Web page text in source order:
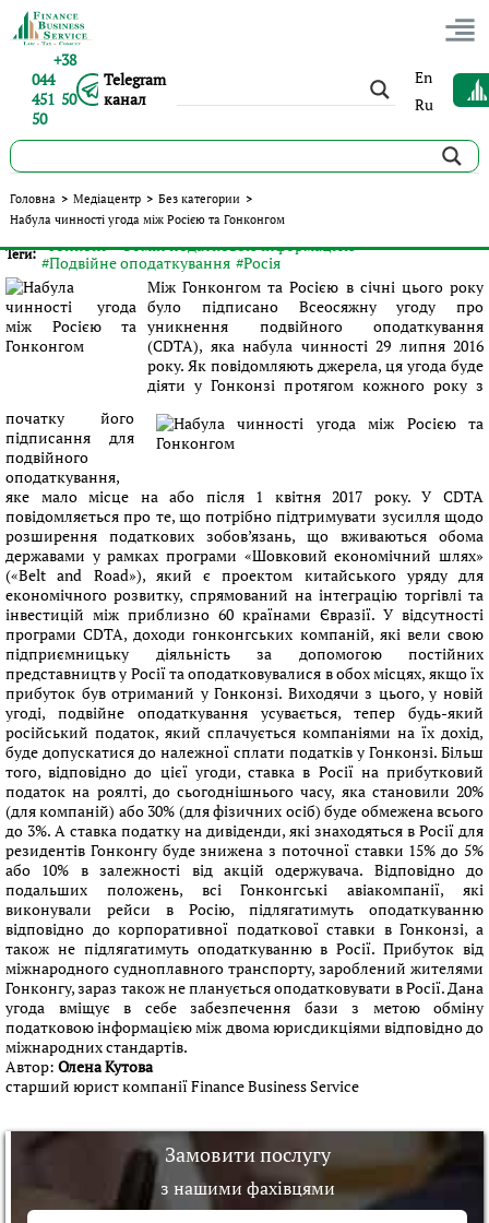
+38
044
451 50
50
Telegram
канал
En
Ru
Головна > Медіацентр > Без категории >
Набула чинності угода між Росією та Гонконгом
Набула чинності угода між Росією та Гонконгом
Опубліковано: Сергій Панов | 08.08.2016 | Без категории
Теги: #Гонконг #Обмін податковою інформацією
#Подвійне оподаткування #Росія
Між Гонконгом та Росією в січні цього року
було підписано Всеосяжну угоду про
уникнення подвійного оподаткування
(CDTA), яка набула чинності 29 липня 2016
року. Як повідомляють джерела, ця угода буде
діяти у Гонконзі протягом кожного року з
початку його
підписання для
подвійного
оподаткування,
яке мало місце на або після 1 квітня 2017 року. У CDTA
повідомляється про те, що потрібно підтримувати зусилля щодо
розширення податкових зобов’язань, що вживаються обома
державами у рамках програми «Шовковий економічний шлях»
(«Belt and Road»), який є проектом китайського уряду для
економічного розвитку, спрямований на інтеграцію торгівлі та
інвестицій між приблизно 60 країнами Євразії. У відсутності
програми CDTA, доходи гонконгських компаній, які вели свою
підприємницьку діяльність за допомогою постійних
представництв у Росії та оподатковувалися в обох місцях, якщо їх
прибуток був отриманий у Гонконзі. Виходячи з цього, у новій
угоді, подвійне оподаткування усувається, тепер будь-який
російський податок, який сплачується компаніями на їх дохід,
буде допускатися до належної сплати податків у Гонконзі. Більш
того, відповідно до цієї угоди, ставка в Росії на прибутковий
податок на роялті, до сьогоднішнього часу, яка становили 20%
(для компаній) або 30% (для фізичних осіб) буде обмежена всього
до 3%. А ставка податку на дивіденди, які знаходяться в Росії для
резидентів Гонконгу буде знижена з поточної ставки 15% до 5%
або 10% в залежності від акцій одержувача. Відповідно до
подальших положень, всі Гонконгські авіакомпанії, які
виконували рейси в Росію, підлягатимуть оподаткуванню
відповідно до корпоративної податкової ставки в Гонконзі, а
також не підлягатимуть оподаткуванню в Росії. Прибуток від
міжнародного судноплавного транспорту, зароблений жителями
Гонконгу, зараз також не планується оподатковувати в Росії. Дана
угода вміщує в себе забезпечення бази з метою обміну
податковою інформацією між двома юрисдикціями відповідно до
міжнародних стандартів.
Автор: Олена Кутова
старший юрист компанії Finance Business Service
Замовити послугу
з нашими фахівцями